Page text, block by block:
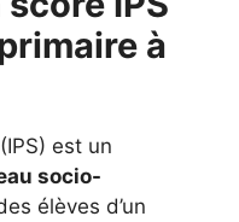
à
est un
socio-
élèves d’un